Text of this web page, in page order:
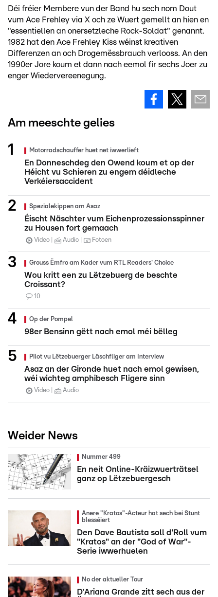
Déi fréier Membere vun der Band hu sech nom Dout
vum Ace Frehley via X och ze Wuert gemellt an hien en
"essentiellen an onersetzleche Rock-Soldat" genannt.
1982 hat den Ace Frehley Kiss wéinst kreativen
Differenzen an och Drogemëssbrauch verlooss. An den
1990er Jore koum et dann nach eemol fir sechs Joer zu
enger Wiedervereenegung.
Am meeschte gelies
Motorradschauffer huet net iwwerlieft
En Donneschdeg den Owend koum et op der
Héicht vu Schieren zu engem déidleche
Verkéiersaccident
Spezialekippen am Asaz
Éischt Näschter vum Eichenprozessionsspinner
zu Housen fort gemaach
Video Audio Fotoen
Grouss Ëmfro am Kader vum RTL Readers' Choice
Wou kritt een zu Lëtzebuerg de beschte
Croissant?
10
Op der Pompel
98er Bensinn gëtt nach emol méi bëlleg
Pilot vu Lëtzebuerger Läschfliger am Interview
Asaz an der Gironde huet nach emol gewisen,
wéi wichteg amphibesch Fligere sinn
Video Audio
Weider News
Nummer 499
En neit Online-Kräizwuerträtsel
ganz op Lëtzebuergesch
Anere "Kratos"-Acteur hat sech bei Stunt
blesséiert
Den Dave Bautista soll d'Roll vum
"Kratos" an der "God of War"-
Serie iwwerhuelen
No der aktueller Tour
D'Ariana Grande zitt sech aus der